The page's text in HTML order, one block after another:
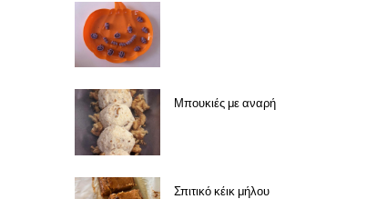
Μπουκιές με αναρή
Σπιτικό κέικ μήλου